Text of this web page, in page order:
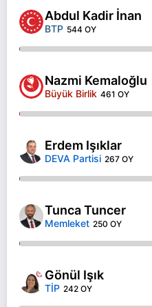
Abdul Kadir İnan
BTP 544 OY
Nazmi Kemaloğlu
Büyük Birlik 461 OY
Erdem Işıklar
DEVA Partisi 267 OY
Tunca Tuncer
Memleket 250 OY
Gönül Işık
TİP 242 OY